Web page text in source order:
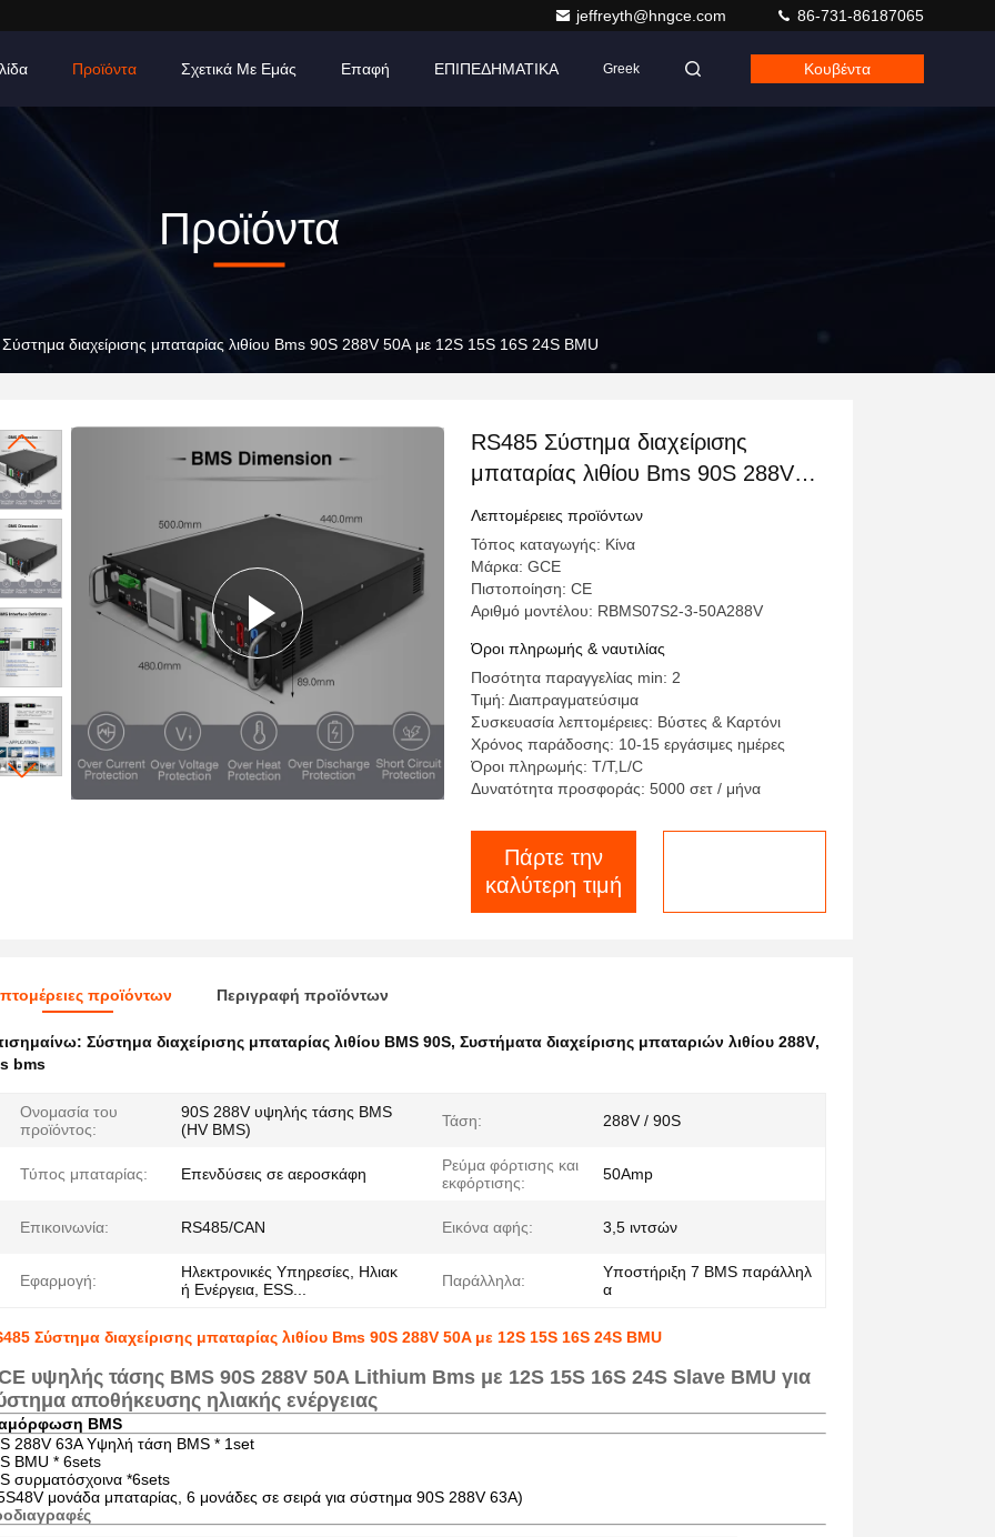
jeffreyth@hngce.com 86-731-86187065
Προϊόντα Σχετικά Με Εμάς Επαφή ΕΠΙΠΕΔΗΜΑΤΙΚΑ Greek Κουβέντα
Προϊόντα
διαχείρισης μπαταρίας λιθίου Bms 90S 288V 50A με 12S 15S 16S 24S BMU
RS485 Σύστημα διαχείρισης
μπαταρίας λιθίου Bms 90S 288V
50A με 12S 15S 16S 24S BMU
Λεπτομέρειες προϊόντων
Τόπος καταγωγής: Κίνα
Μάρκα: GCE
Πιστοποίηση: CE
Αριθμό μοντέλου: RBMS07S2-3-50A288V
Όροι πληρωμής & ναυτιλίας
Ποσότητα παραγγελίας min: 2
Τιμή: Διαπραγματεύσιμα
Συσκευασία λεπτομέρειες: Βύστες & Καρτόνι
Χρόνος παράδοσης: 10-15 εργάσιμες ημέρες
Όροι πληρωμής: T/T,L/C
Δυνατότητα προσφοράς: 5000 σετ / μήνα
Πάρτε την
καλύτερη τιμή
προϊόντων Περιγραφή προϊόντων
Σύστημα διαχείρισης μπαταρίας λιθίου BMS 90S, Συστήματα διαχείρισης μπαταριών λιθίου 288V,
bms
Ονομασία του
προϊόντος:
90S 288V υψηλής τάσης BMS
(HV BMS)
Τάση: 288V / 90S
Τύπος μπαταρίας: Επενδύσεις σε αεροσκάφη
Ρεύμα φόρτισης και
εκφόρτισης:
50Amp
Επικοινωνία: RS485/CAN Εικόνα αφής: 3,5 ιντσών
Εφαρμογή:
Ηλεκτρονικές Υπηρεσίες, Ηλιακ
ή Ενέργεια, ESS...
Παράλληλα:
Υποστήριξη 7 BMS παράλληλ
α
Σύστημα διαχείρισης μπαταρίας λιθίου Bms 90S 288V 50A με 12S 15S 16S 24S BMU
υψηλής τάσης BMS 90S 288V 50A Lithium Bms με 12S 15S 16S 24S Slave BMU για
αποθήκευσης ηλιακής ενέργειας
BMS
288V 63A Υψηλή τάση BMS * 1set
BMU * 6sets
συρματόσχοινα *6sets
μονάδα μπαταρίας, 6 μονάδες σε σειρά για σύστημα 90S 288V 63A)